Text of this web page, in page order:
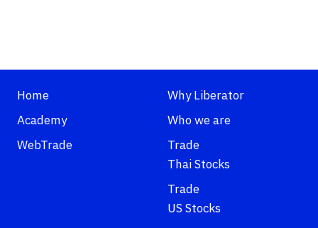
Home
Academy
WebTrade
Why Liberator
Who we are
Trade
Thai Stocks
Trade
US Stocks